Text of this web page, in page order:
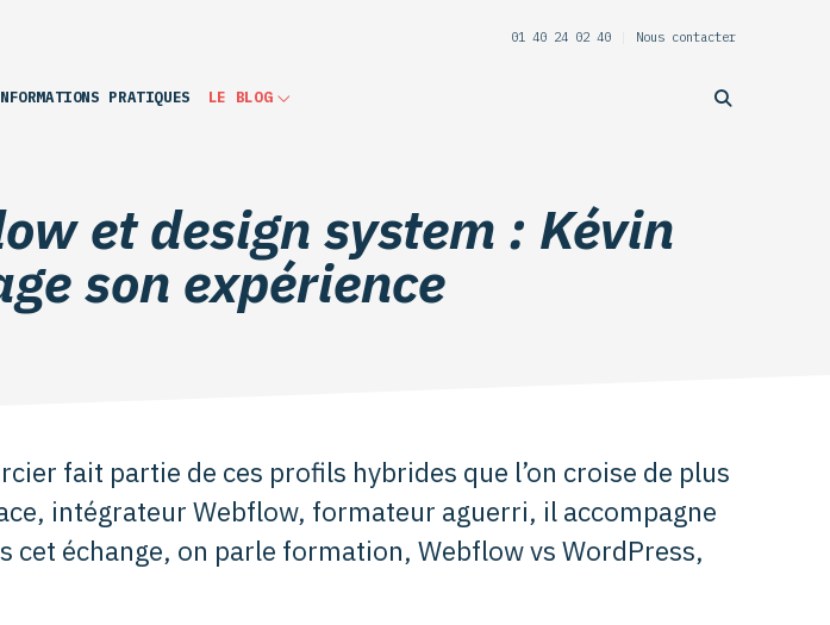
01 40 24 02 40 Nous contacter
PRATIQUES LE BLOG
et design system : Kévin
son expérience
fait partie de ces profils hybrides que l’on croise de plus
intégrateur Webflow, formateur aguerri, il accompagne
échange, on parle formation, Webflow vs WordPress,